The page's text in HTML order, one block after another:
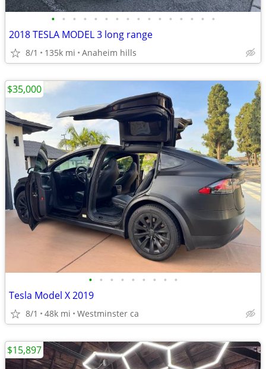
• • • • • • • • • • • • • • • •
2018 TESLA MODEL 3 long range
8/1 135k mi Anaheim hills
• • • • • • • • •
Tesla Model X 2019
8/1 48k mi Westminster ca
$35,000
$15,897